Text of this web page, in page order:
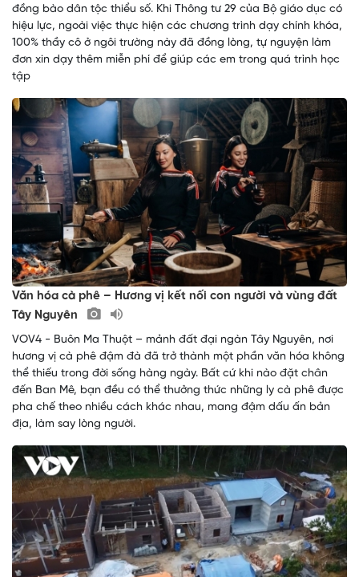
đồng bào dân tộc thiểu số. Khi Thông tư 29 của Bộ giáo dục có
hiệu lực, ngoài việc thực hiện các chương trình dạy chính khóa,
100% thầy cô ở ngôi trường này đã đồng lòng, tự nguyện làm
đơn xin dạy thêm miễn phí để giúp các em trong quá trình học
tập
Văn hóa cà phê – Hương vị kết nối con người và vùng đất
Tây Nguyên
VOV4 - Buôn Ma Thuột – mảnh đất đại ngàn Tây Nguyên, nơi
hương vị cà phê đậm đà đã trở thành một phần văn hóa không
thể thiếu trong đời sống hàng ngày. Bất cứ khi nào đặt chân
đến Ban Mê, bạn đều có thể thưởng thức những ly cà phê được
pha chế theo nhiều cách khác nhau, mang đậm dấu ấn bản
địa, làm say lòng người.